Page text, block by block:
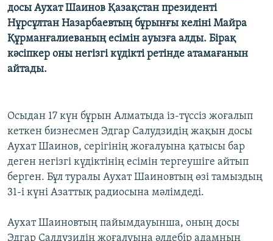
досы Аухат Шаинов Қазақстан президенті
Нұрсұлтан Назарбаевтың бұрынғы келіні Майра
Құрманғалиеваның есімін ауызға алды. Бірақ
кәсіпкер оны негізгі күдікті ретінде атамағанын
айтады.
Осыдан 17 күн бұрын Алматыда із-түссіз жоғалып
кеткен бизнесмен Эдгар Салудзидің жақын досы
Аухат Шаинов, серігінің жоғалуына қатысы бар
деген негізгі күдіктінің есімін тергеушіге айтып
берген. Бұл туралы Аухат Шаиновтың өзі тамыздың
31-і күні Азаттық радиосына мәлімдеді.
Аухат Шаиновтың пайымдауынша, оның досы
Эдгар Салдузидің жоғалуына әлдебір адамның